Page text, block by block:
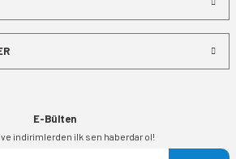
E-Bülten
ve indirimlerden ilk sen haberdar ol!